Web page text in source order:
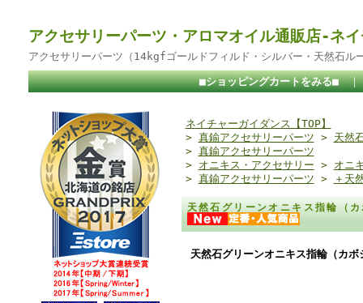
アクセサリーパーツ・アロマオイル通販店-ネ
アクセサリーパーツ（14kgfゴールドフィルド・シルバー・天然石ル
■ショッピングカートをみる■
ネイチャーガイダンス【TOP】
> 真鍮アクセサリーパーツ > 天然
> 真鍮アクセサリーパーツ
> オニキス・アクセサリー > オニ
> 真鍮アクセサリーパーツ > ＋天
天然石グリーンオニキス指輪（
天然石グリーンオニキス指輪（カ